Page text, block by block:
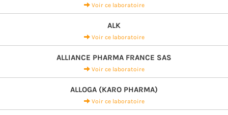
Voir ce laboratoire
ALK
Voir ce laboratoire
ALLIANCE PHARMA FRANCE SAS
Voir ce laboratoire
ALLOGA (KARO PHARMA)
Voir ce laboratoire